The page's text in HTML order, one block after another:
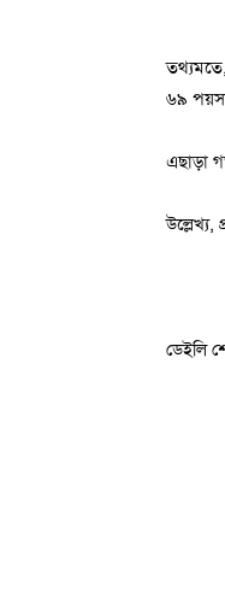
৬৯
এছাড়া
উল্লেখ্য,
ডেইলি